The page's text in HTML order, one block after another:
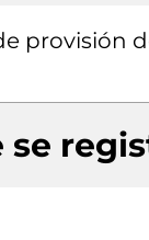
provisión